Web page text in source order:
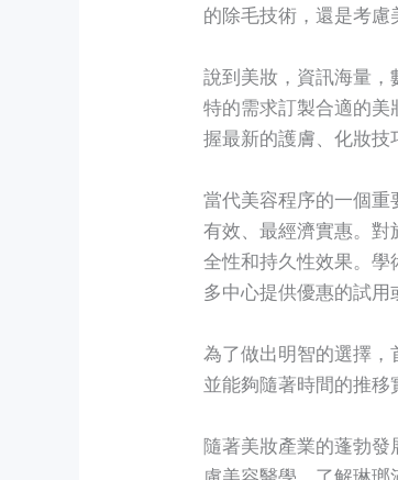
的除毛技術，還是考慮
說到美妝，資訊海量，
特的需求訂製合適的
握最新的護膚、化妝技
當代美容程序的一個
有效、最經濟實惠。
全性和持久性效果。
多中心提供優惠的試用
為了做出明智的選擇，
並能夠隨著時間的推移
隨著美妝產業的蓬勃
慮美容醫學，了解琳瑯